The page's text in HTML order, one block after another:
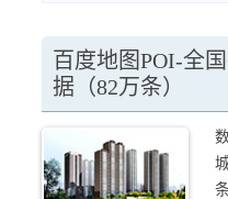
百度地图POI-全
据（82万条）